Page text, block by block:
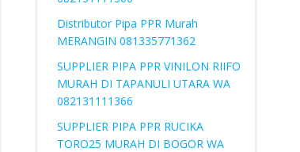
Distributor Pipa PPR Murah
MERANGIN 081335771362
SUPPLIER PIPA PPR VINILON RIIFO
MURAH DI TAPANULI UTARA WA
082131111366
SUPPLIER PIPA PPR RUCIKA
TORO25 MURAH DI BOGOR WA